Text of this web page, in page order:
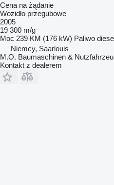
Cena na żądanie
Wozidło przegubowe
2005
19 300 m/g
Moc 239 KM (176 kW) Paliwo
Niemcy, Saarlouis
M.O. Baumaschinen &
Kontakt z dealerem